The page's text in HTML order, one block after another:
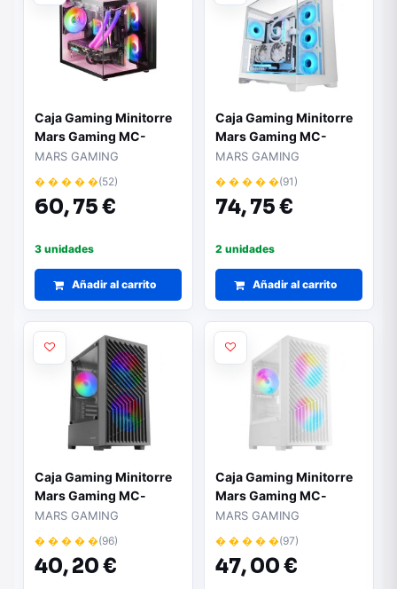
Caja Gaming Minitorre
Mars Gaming MC-
VIEW/ Rosa
MARS GAMING
� � � � �(52)
60,75 €
3 unidades
Añadir al carrito
Caja Gaming Minitorre
Mars Gaming MC-
VISION/ Blanca
MARS GAMING
� � � � �(91)
74,75 €
2 unidades
Añadir al carrito
Caja Gaming Minitorre
Mars Gaming MC-
vortex
MARS GAMING
� � � � �(96)
40,20 €
Caja Gaming Minitorre
Mars Gaming MC-
vortex/ Blanca
MARS GAMING
� � � � �(97)
47,00 €